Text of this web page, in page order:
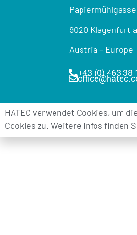
Papiermühlgasse
9020 Klagenfurt
Austria – Europe
+43 (0) 463 38
HATEC verwendet Cookies, um
Cookies zu. Weitere Infos finden